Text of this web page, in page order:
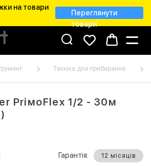
на товари
Переглянути
товари
Техніка для прибирання
PriмoFlex 1/2 - 30м
Гарантія: 12 місяців